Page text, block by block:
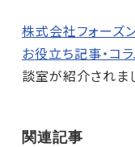
株式会社フォーズ
お役立ち記事・コラ
談室が紹介されま
関連記事